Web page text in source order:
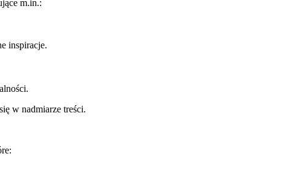
m.in.:
inspiracje.
w nadmiarze treści.